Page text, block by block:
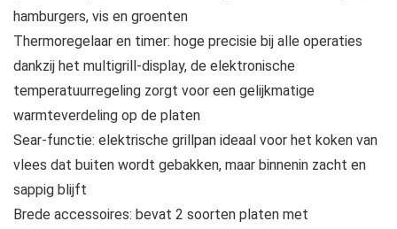
hamburgers, vis en groenten
Thermoregelaar en timer: hoge precisie bij alle operaties
dankzij het multigrill-display, de elektronische
temperatuurregeling zorgt voor een gelijkmatige
warmteverdeling op de platen
Sear-functie: elektrische grillpan ideaal voor het koken van
vlees dat buiten wordt gebakken, maar binnenin zacht en
sappig blijft
Brede accessoires: bevat 2 soorten platen met